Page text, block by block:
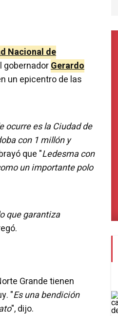
Nacional de
gobernadorGerardo
un epicentro de las
ocurre es la Ciudad de
con 1 millón y
que "Ledesma con
un importante polo
que garantiza
Grande tienen
"Es una bendición
", dijo.